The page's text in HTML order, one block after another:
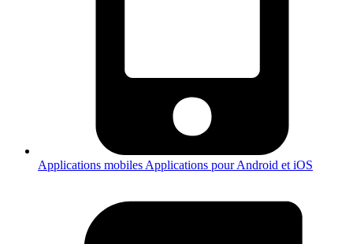
Applications mobiles Applications pour Android et iOS